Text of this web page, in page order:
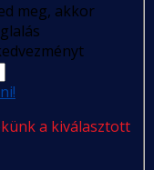
meg, akkor
a kiválasztott